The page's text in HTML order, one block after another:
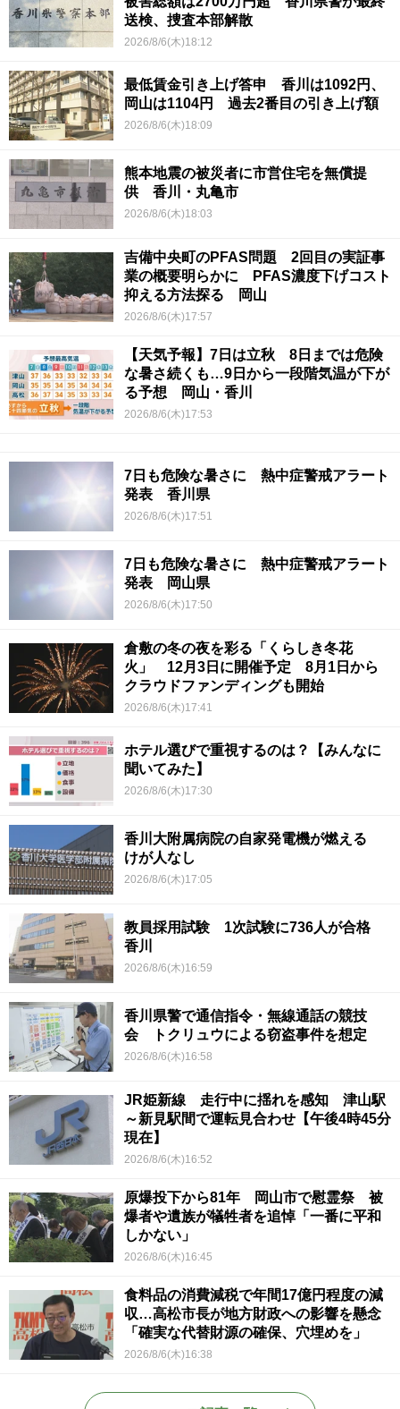
送検、捜査本部解散
2026/8/6(木)18:12
最低賃金引き上げ答申 香川は1092円、
岡山は1104円 過去2番目の引き上げ額
2026/8/6(木)18:09
熊本地震の被災者に市営住宅を無償提
供 香川・丸亀市
2026/8/6(木)18:03
吉備中央町のPFAS問題 2回目の実証事
業の概要明らかに PFAS濃度下げコスト
抑える方法探る 岡山
2026/8/6(木)17:57
【天気予報】7日は立秋 8日までは危険
な暑さ続くも…9日から一段階気温が下が
る予想 岡山・香川
2026/8/6(木)17:53
7日も危険な暑さに 熱中症警戒アラート
発表 香川県
2026/8/6(木)17:51
7日も危険な暑さに 熱中症警戒アラート
発表 岡山県
2026/8/6(木)17:50
倉敷の冬の夜を彩る「くらしき冬花
火」 12月3日に開催予定 8月1日から
クラウドファンディングも開始
2026/8/6(木)17:41
ホテル選びで重視するのは？【みんなに
聞いてみた】
2026/8/6(木)17:30
香川大附属病院の自家発電機が燃える
けが人なし
2026/8/6(木)17:05
教員採用試験 1次試験に736人が合格
香川
2026/8/6(木)16:59
香川県警で通信指令・無線通話の競技
会 トクリュウによる窃盗事件を想定
2026/8/6(木)16:58
JR姫新線 走行中に揺れを感知 津山駅
～新見駅間で運転見合わせ【午後4時45分
現在】
2026/8/6(木)16:52
原爆投下から81年 岡山市で慰霊祭 被
爆者や遺族が犠牲者を追悼「一番に平和
しかない」
2026/8/6(木)16:45
食料品の消費減税で年間17億円程度の減
収…高松市長が地方財政への影響を懸念
「確実な代替財源の確保、穴埋めを」
2026/8/6(木)16:38